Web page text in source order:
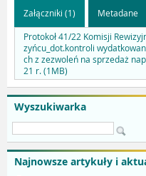
Wyszukiwarka
Najnowsze artykuły i
Załączniki (1) Metadane
Protokoł 41/22 Komisji
zyńcu_dot.kontroli
ch z zezwoleń na sprzedaż
21 r. (1MB)